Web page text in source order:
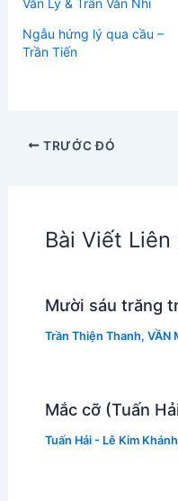
Ngẫu hứng lý qua cầu –
Trần Tiến
TRƯỚC ĐÓ
Bài Viết Liên
Mười sáu trăng
Trần Thiện Thanh, VẦN
Mắc cỡ (Tuấn
Tuấn Hải - Lê Kim Khánh